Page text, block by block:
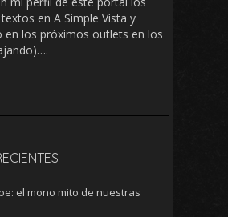
en A Simple Vista y
en los próximos outlets en los
el mono mito de nuestras